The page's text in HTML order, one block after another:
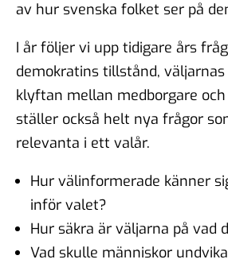
av hur svenska folket ser på
I år följer vi upp tidigare års
demokratins tillstånd,
klyftan mellan medborgare
ställer också helt nya frågor
relevanta i ett valår.
Hur välinformerade känner
inför valet?
Hur säkra är väljarna på vad
Vad skulle människor